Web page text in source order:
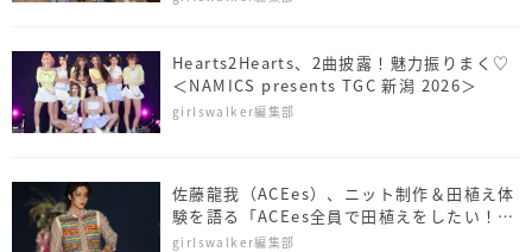
Hearts2Hearts、2曲披露！魅力振りまく♡
＜NAMICS presents TGC 新潟 2026＞
girlswalker編集部
佐藤⿓我（ACEes）、ニット制作＆田植え体
験を語る「ACEes全員で田植えをしたい！」
＜NAMICS presents TGC 新潟 2026＞
girlswalker編集部